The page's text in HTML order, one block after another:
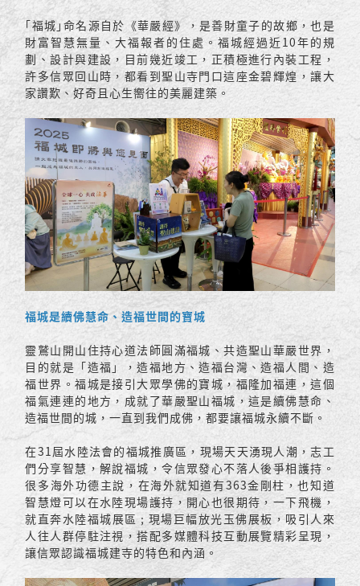
｢福城｣命名源自於《華嚴經》，是善財童子的故鄉，也是
財富智慧無量、大福報者的住處。福城經過近10年的規
劃、設計與建設，目前幾近竣工，正積極進行內裝工程，
許多信眾回山時，都看到聖山寺門口這座金碧輝煌，讓大
家讚歎、好奇且心生嚮往的美麗建築。
福城是續佛慧命、造福世間的寶城
靈鷲山開山住持心道法師圓滿福城、共造聖山華嚴世界，
目的就是「造福」，造福地方、造福台灣、造福人間、造
福世界。福城是接引大眾學佛的寶城，福隆加福連，這個
福氣連連的地方，成就了華嚴聖山福城，這是續佛慧命、
造福世間的城，一直到我們成佛，都要讓福城永續不斷。
在31屆水陸法會的福城推廣區，現場天天湧現人潮，志工
們分享智慧，解說福城，令信眾發心不落人後爭相護持。
很多海外功德主說，在海外就知道有363金剛柱，也知道
智慧燈可以在水陸現場護持，開心也很期待，一下飛機，
就直奔水陸福城展區 ; 現場巨幅放光玉佛展板，吸引人來
人往人群停駐注視，搭配多媒體科技互動展覽精彩呈現，
讓信眾認識福城建寺的特色和內涵。